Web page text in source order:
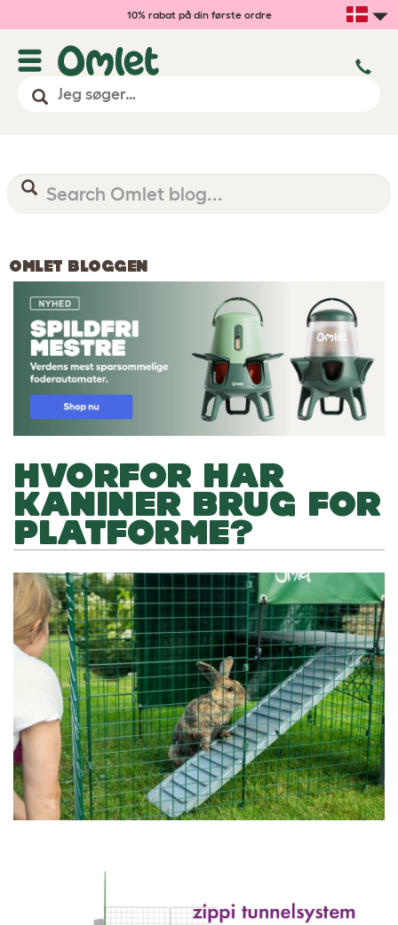
10% rabat på din første ordre
OMLET BLOGGEN
HVORFOR HAR
KANINER BRUG FOR
PLATFORME?